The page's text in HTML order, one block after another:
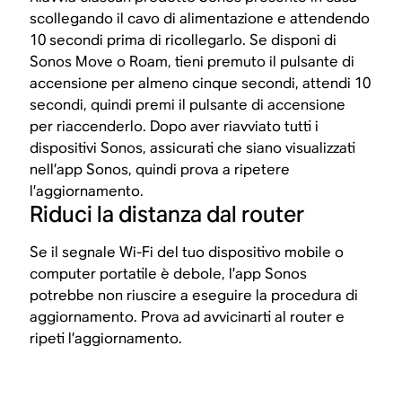
scollegando il cavo di alimentazione e attendendo
10 secondi prima di ricollegarlo. Se disponi di
Sonos Move o Roam, tieni premuto il pulsante di
accensione per almeno cinque secondi, attendi 10
secondi, quindi premi il pulsante di accensione
per riaccenderlo. Dopo aver riavviato tutti i
dispositivi Sonos, assicurati che siano visualizzati
nell’app Sonos, quindi prova a ripetere
l’aggiornamento.
Riduci la distanza dal router
Se il segnale Wi-Fi del tuo dispositivo mobile o
computer portatile è debole, l’app Sonos
potrebbe non riuscire a eseguire la procedura di
aggiornamento. Prova ad avvicinarti al router e
ripeti l’aggiornamento.